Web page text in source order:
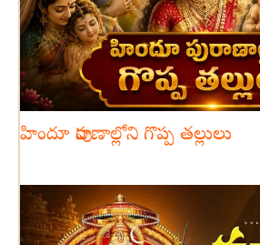
హిందూ పురాణాల్లోని గొప్ప తల్లులు